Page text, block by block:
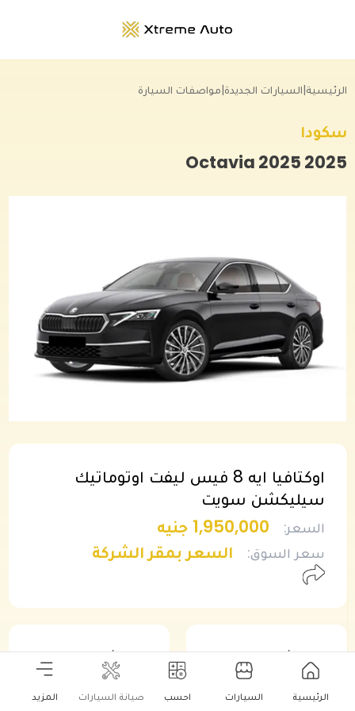
الرئيسية|السيارات الجديدة|مواصفات السيارة
سكودا
Octavia 2025 2025
اوكتافيا ايه 8 فيس ليفت اوتوماتيك
سيليكشن سويت
السعر: 1,950,000 جنيه
سعر السوق: السعر بمقر الشركة
أقل مقدم
975,000 جنيه
أقل قسط
20,719 جنيه
الرئيسية السيارات احسب صيانة السيارات المزيد